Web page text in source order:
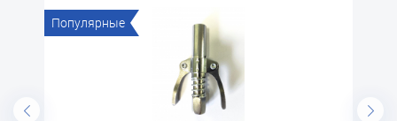
Популярные